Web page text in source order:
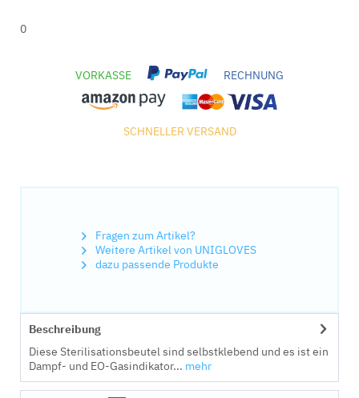
0
VORKASSE RECHNUNG
SCHNELLER VERSAND
Fragen zum Artikel?
Weitere Artikel von UNIGLOVES
dazu passende Produkte
Beschreibung
Diese Sterilisationsbeutel sind selbstklebend und es ist ein
Dampf- und EO-Gasindikator... mehr